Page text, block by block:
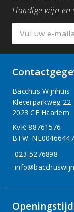
Handige wijn en
Bacchus Wijnhuis
Kleverparkweg 22
2023 CE Haarlem
KvK: 88761576
BTW:
023-5276898